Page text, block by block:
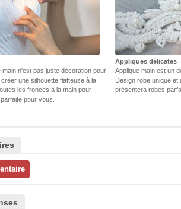
n'est pas juste décoration pour
une silhouette flatteuse à la
les fronces à la main pour
pour vous.
Appliques délicates
Applique main est un
Design robe unique et
présentera robes